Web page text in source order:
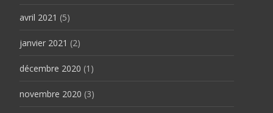
avril 2021 (5)
janvier 2021 (2)
décembre 2020 (1)
novembre 2020 (3)